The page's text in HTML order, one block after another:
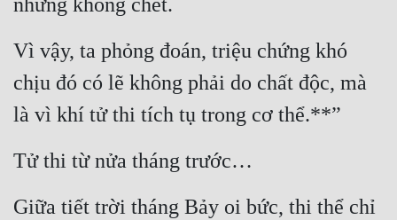
nhưng không chết.
Vì vậy, ta phỏng đoán, triệu chứng khó
chịu đó có lẽ không phải do chất độc, mà
là vì khí tử thi tích tụ trong cơ thể.**”
Tử thi từ nửa tháng trước…
Giữa tiết trời tháng Bảy oi bức, thi thể chỉ